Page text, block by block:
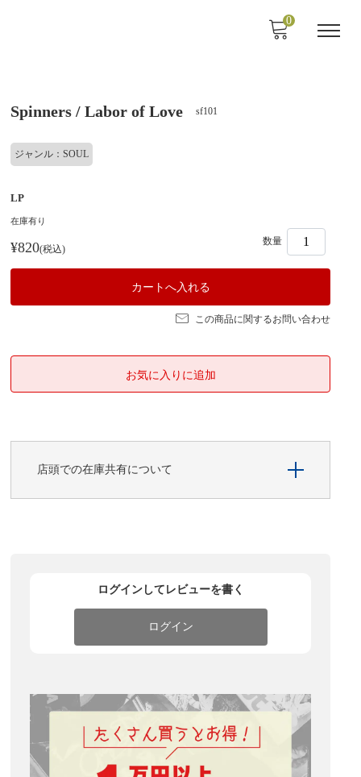
0
Spinners / Labor of Love sf101
ジャンル：SOUL
LP
在庫有り
¥820(税込)
数量
この商品に関するお問い合わせ
店頭での在庫共有について
ログインしてレビューを書く
ログイン